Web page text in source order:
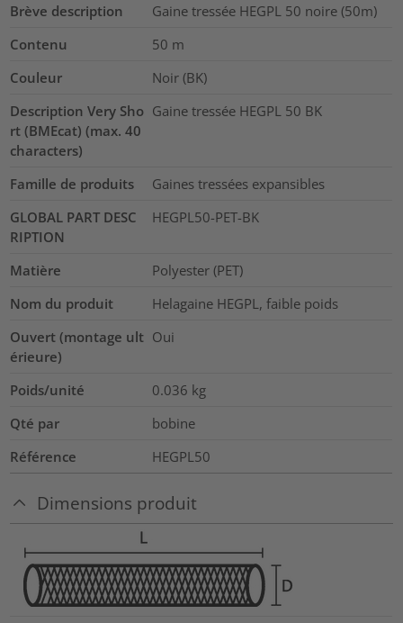
Brève description
Gaine tressée HEGPL 50 noire (50m)
Contenu
50 m
Couleur
Noir (BK)
Description Very Sho
rt (BMEcat) (max. 40
characters)
Gaine tressée HEGPL 50 BK
Famille de produits
Gaines tressées expansibles
GLOBAL PART DESC
RIPTION
HEGPL50-PET-BK
Matière
Polyester (PET)
Nom du produit
Helagaine HEGPL, faible poids
Ouvert (montage ult
érieure)
Oui
Poids/unité 0.036 kg
Qté par
bobine
Référence
HEGPL50
Dimensions produit